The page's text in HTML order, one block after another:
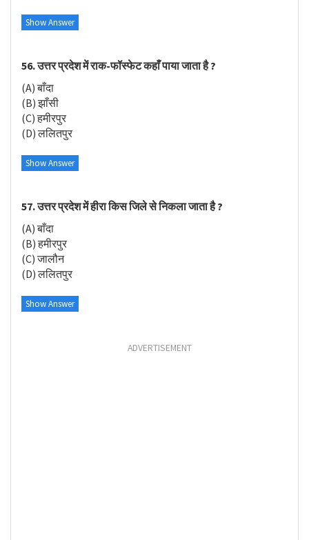
Show Answer
56. उत्तर प्रदेश में राक-फॉस्फेट कहाँ पाया जाता है ?
(A) बाँदा
(B) झाँसी
(C) हमीरपुर
(D) ललितपुर
Show Answer
57. उत्तर प्रदेश में हीरा किस जिले से निकला जाता है ?
(A) बाँदा
(B) हमीरपुर
(C) जालौन
(D) ललितपुर
Show Answer
ADVERTISEMENT